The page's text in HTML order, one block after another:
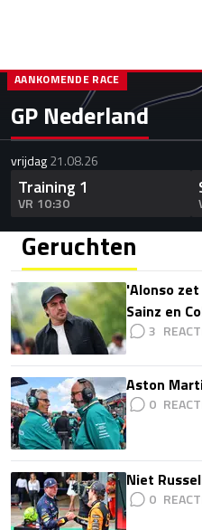
GP Nederland
AANKOMENDE RACE
vrijdag21.08.26
Training 1
VR 10:30
Geruchten
'Alonso
Sainz en
3
Aston
0
Niet
0